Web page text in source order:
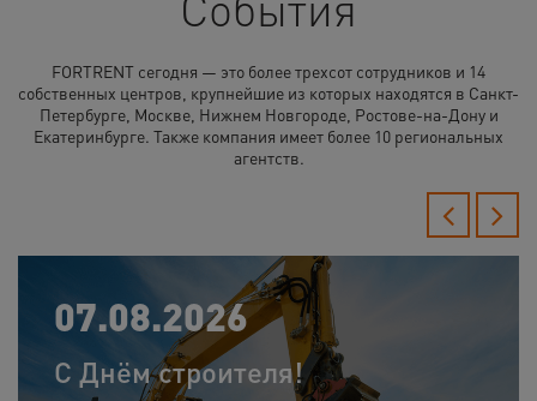
FORTRENT сегодня — это более трехсот сотрудников и 14
собственных центров, крупнейшие из которых находятся в Санкт-
Петербурге, Москве, Нижнем Новгороде, Ростове-на-Дону и
Екатеринбурге. Также компания имеет более 10 региональных
агентств.
07.08.2026
С Днём строителя!